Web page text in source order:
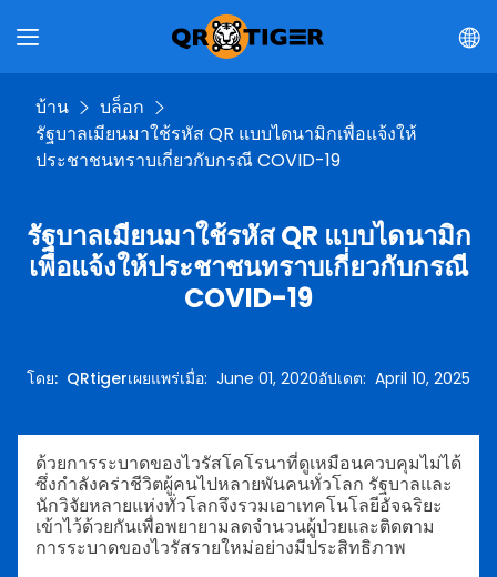
บ้าน
บล็อก
รัฐบาลเมียนมาใช้รหัส QR แบบไดนามิกเพื่อแจ้งให้
ประชาชนทราบเกี่ยวกับกรณี COVID-19
รัฐบาลเมียนมาใช้รหัส QR แบบไดนามิก
เพื่อแจ้งให้ประชาชนทราบเกี่ยวกับกรณี
COVID-19
โดย: QRtigerเผยแพร่เมื่อ: June 01, 2020อัปเดต: April 10, 2025
ด้วยการระบาดของไวรัสโคโรนาที่ดูเหมือนควบคุมไม่ได้
ซึ่งกำลังคร่าชีวิตผู้คนไปหลายพันคนทั่วโลก รัฐบาลและ
นักวิจัยหลายแห่งทั่วโลกจึงรวมเอาเทคโนโลยีอัจฉริยะ
เข้าไว้ด้วยกันเพื่อพยายามลดจำนวนผู้ป่วยและติดตาม
การระบาดของไวรัสรายใหม่อย่างมีประสิทธิภาพ